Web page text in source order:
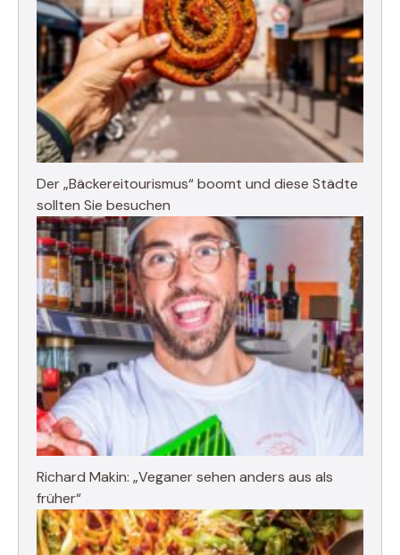
Der „Bäckereitourismus“ boomt und diese Städte
sollten Sie besuchen
Richard Makin: „Veganer sehen anders aus als
früher“